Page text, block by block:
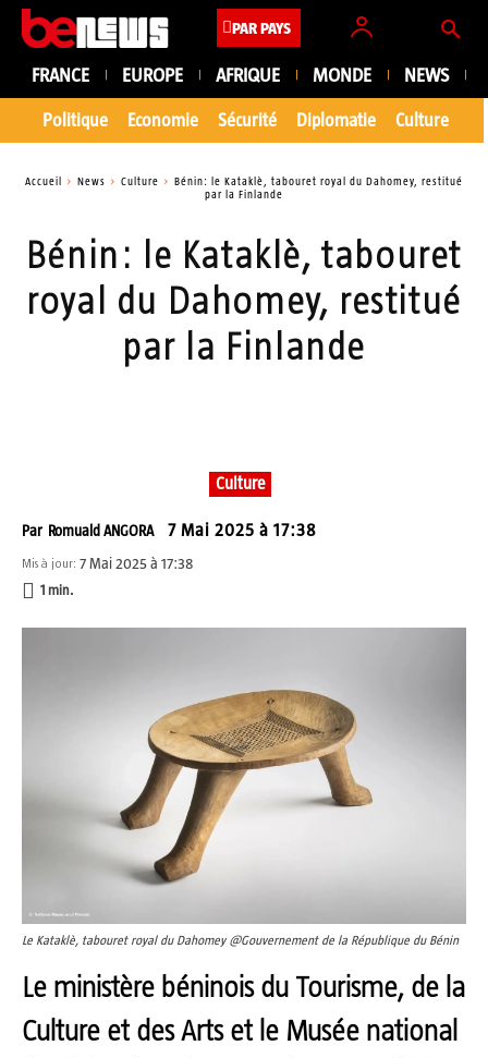
PAR PAYS
FRANCE EUROPE AFRIQUE MONDE NEWS
Politique Economie Sécurité Diplomatie Culture
Accueil News Culture
Bénin: le Kataklè, tabouret royal du Dahomey, restitué
par la Finlande
Bénin: le Kataklè, tabouret
royal du Dahomey, restitué
par la Finlande
Culture
Par Romuald ANGORA 7 Mai 2025 à 17:38
Mis à jour: 7 Mai 2025 à 17:38
1 min.
Le Kataklè, tabouret royal du Dahomey @Gouvernement de la République du Bénin
Le ministère béninois du Tourisme, de la
Culture et des Arts et le Musée national